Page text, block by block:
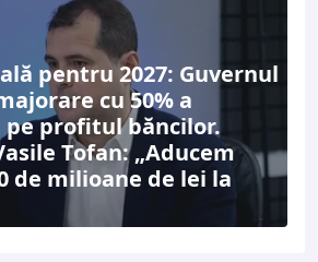
pentru 2027: Guvernul
cu 50% a
profitul băncilor.
Tofan: „Aducem
de milioane de lei la